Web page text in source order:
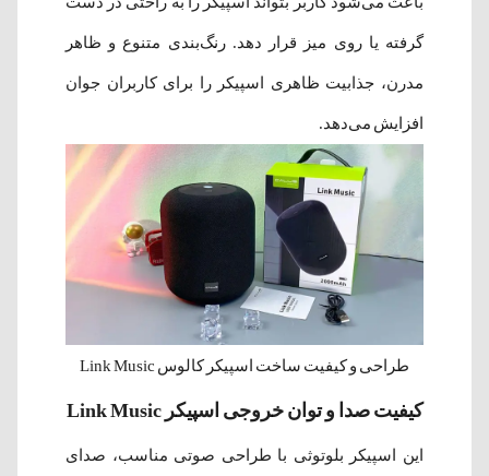
گرفته یا روی میز قرار دهد. رنگ‌بندی متنوع و ظاهر
مدرن، جذابیت ظاهری اسپیکر را برای کاربران جوان
افزایش می‌دهد.
طراحی و کیفیت ساخت اسپیکر کالوس Link Music
کیفیت صدا و توان خروجی اسپیکر Link Music
این اسپیکر بلوتوثی با طراحی صوتی مناسب، صدای